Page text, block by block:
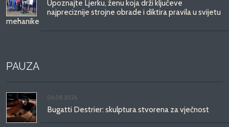
Upoznajte Ljerku, ženu koja drži ključeve
najpreciznije strojne obrade i diktira pravila u svijetu
mehanike
PAUZA
06.08.2026.
Bugatti Destrier: skulptura stvorena za vječnost